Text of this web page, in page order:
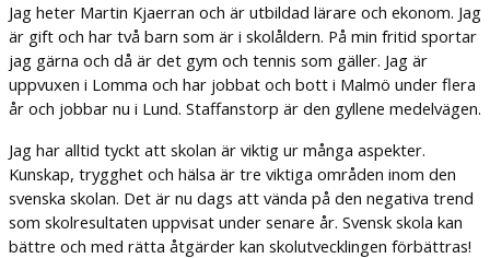
Jag heter Martin Kjaerran och är utbildad lärare och ekonom. Jag
är gift och har två barn som är i skolåldern. På min fritid sportar
jag gärna och då är det gym och tennis som gäller. Jag är
uppvuxen i Lomma och har jobbat och bott i Malmö under flera
år och jobbar nu i Lund. Staffanstorp är den gyllene medelvägen.
Jag har alltid tyckt att skolan är viktig ur många aspekter.
Kunskap, trygghet och hälsa är tre viktiga områden inom den
svenska skolan. Det är nu dags att vända på den negativa trend
som skolresultaten uppvisat under senare år. Svensk skola kan
bättre och med rätta åtgärder kan skolutvecklingen förbättras!